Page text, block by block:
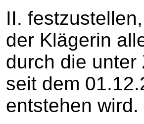
II.
der Klägerin
durch die unter
seit dem
entstehen wird.